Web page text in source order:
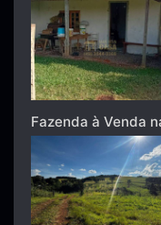
Fazenda à Venda